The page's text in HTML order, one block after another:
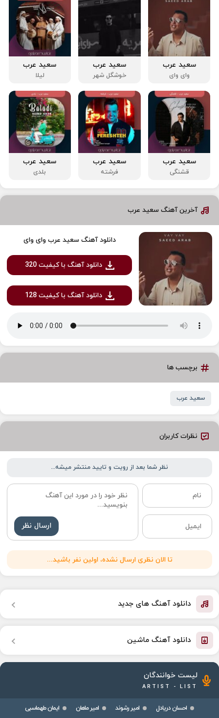
سعید عرب
وای وای
سعید عرب
خوشگل شهر
سعید عرب
لیلا
سعید عرب
قشنگی
سعید عرب
فرشته
سعید عرب
بلدی
آخرین آهنگ سعید عرب
دانلود آهنگ سعید عرب وای وای
دانلود آهنگ با کیفیت 320
دانلود آهنگ با کیفیت 128
برچسب ها
سعید عرب
نظرات کاربران
نظر شما بعد از رویت و تایید منتشر میشه...
ارسال نظر
تا الان نظری ارسال نشده، اولین نفر باشید...
دانلود آهنگ های جدید
دانلود آهنگ ماشین
لیست خوانندگان
ARTIST - LIST
احسان دریادل امیر رشوند امیر ماهان
ایمان طهماسبی